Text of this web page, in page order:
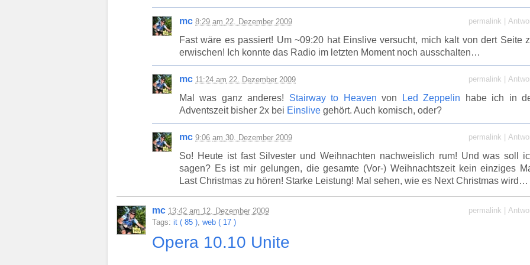
mc 8:29 am 22. Dezember 2009 permalink
Fast wäre es passiert! Um ~09:20 hat Einslive versucht, mich kalt von dert Seite
erwischen! Ich konnte das Radio im letzten Moment noch ausschalten…
mc 11:24 am 22. Dezember 2009 permalink
Mal was ganz anderes! Stairway to Heaven von Led Zeppelin habe ich in
Adventszeit bisher 2x bei Einslive gehört. Auch komisch, oder?
mc 9:06 am 30. Dezember 2009 permalink
So! Heute ist fast Silvester und Weihnachten nachweislich rum! Und was soll
sagen? Es ist mir gelungen, die gesamte (Vor-) Weihnachtszeit kein einziges
Last Christmas zu hören! Starke Leistung! Mal sehen, wie es Next Christmas wird…
mc 13:42 am 12. Dezember 2009 permalink
Tags: it ( 85 ) web ( 17 )
Opera 10.10 Unite